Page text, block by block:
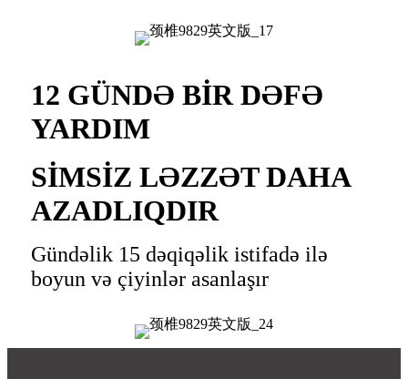
12 GÜNDƏ BİR DƏFƏ
YARDIM
SİMSİZ LƏZZƏT DAHA
AZADLIQDIR
Gündəlik 15 dəqiqəlik istifadə ilə
boyun və çiyinlər asanlaşır